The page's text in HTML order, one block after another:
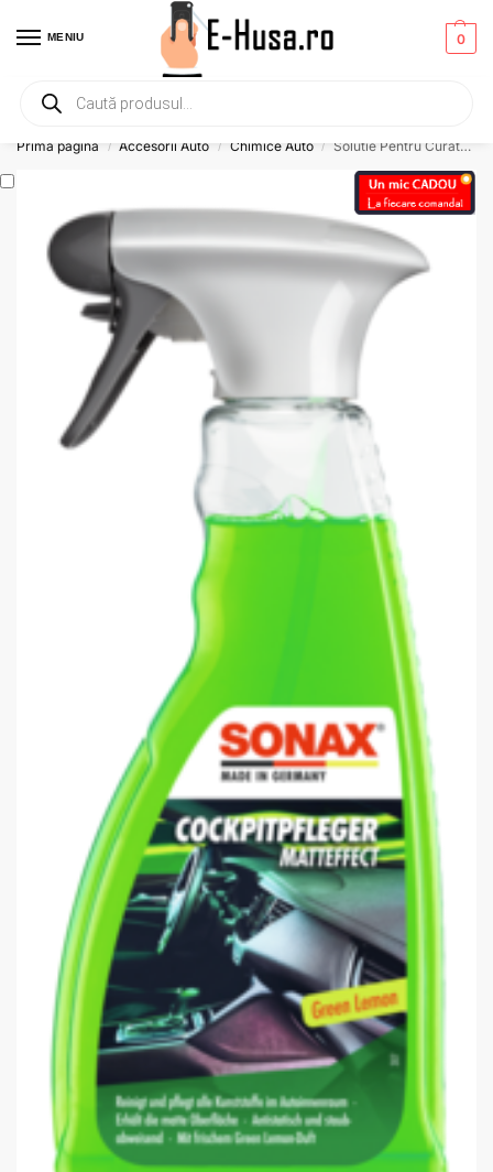
MENIU 0
Primesti un mic
Prima pagină / Accesorii Auto / Chimice Auto / Solutie Pentru Curatarea Bordului Aroma Lamaie 500 Ml Sonax